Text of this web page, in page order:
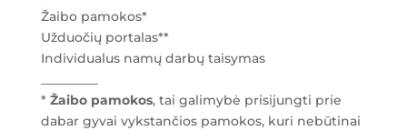
mokinių
grupė
Žaibo pamokos*
Užduočių portalas**
Individualus namų darbų taisymas
* Žaibo pamokos, tai galimybė prisijungti prie
dabar gyvai vykstančios pamokos, kuri nebūtinai